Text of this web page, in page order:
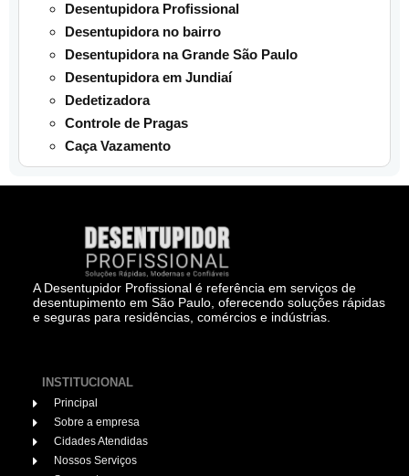
Desentupidora Profissional
Desentupidora no bairro
Desentupidora na Grande São Paulo
Desentupidora em Jundiaí
Dedetizadora
Controle de Pragas
Caça Vazamento
A Desentupidor Profissional é referência em serviços de
desentupimento em São Paulo, oferecendo soluções rápidas
e seguras para residências, comércios e indústrias.
INSTITUCIONAL
Principal
Sobre a empresa
Cidades Atendidas
Nossos Serviços